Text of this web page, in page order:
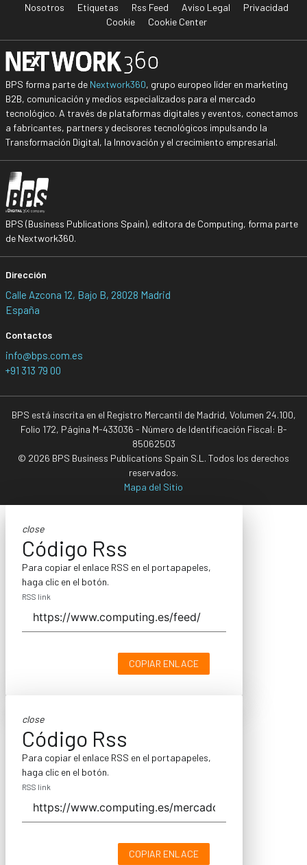
Nosotros Etiquetas Rss Feed Aviso Legal
Privacidad
Cookie
Cookie Center
BPS forma parte de Nextwork360, grupo europeo líder en marketing
B2B, comunicación y medios especializados para el mercado
tecnológico. A través de plataformas digitales y eventos, conectamos
a fabricantes, partners y decisores tecnológicos impulsando la
Transformación Digital, la Innovación y el crecimiento empresarial.
BPS (Business Publications Spain), editora de Computing, forma parte
de Nextwork360.
Dirección
Calle Azcona 12, Bajo B, 28028 Madrid
España
Contactos
info@bps.com.es
+91 313 79 00
BPS está inscrita en el Registro Mercantil de Madrid, Volumen 24.100,
Folio 172, Página M-433036 - Número de Identificación Fiscal: B-
85062503
© 2026 BPS Business Publications Spain S.L. Todos los derechos
reservados.
Mapa del Sitio
close
Código Rss
Para copiar el enlace RSS en el portapapeles,
haga clic en el botón.
RSS link
COPIAR ENLACE
close
Código Rss
Para copiar el enlace RSS en el portapapeles,
haga clic en el botón.
RSS link
COPIAR ENLACE